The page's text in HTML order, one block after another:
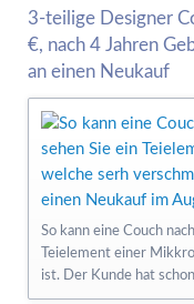
3-teilige Designer
€, nach 4 Jahren
an einen Neukauf
So kann eine Couch
Teielement einer
ist. Der Kunde hat